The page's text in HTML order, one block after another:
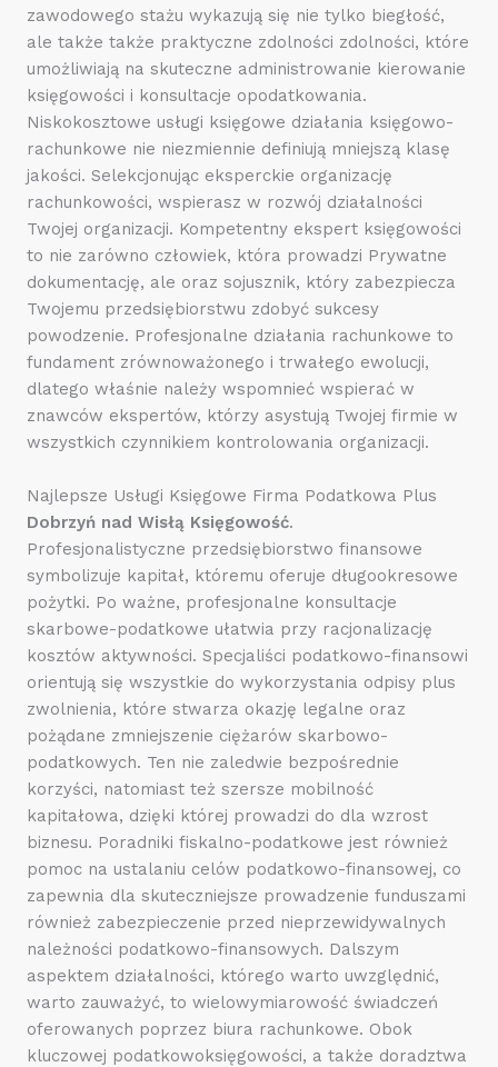
zawodowego stażu wykazują się nie tylko biegłość,
ale także także praktyczne zdolności zdolności, które
umożliwiają na skuteczne administrowanie kierowanie
księgowości i konsultacje opodatkowania.
Niskokosztowe usługi księgowe działania księgowo-
rachunkowe nie niezmiennie definiują mniejszą klasę
jakości. Selekcjonując eksperckie organizację
rachunkowości, wspierasz w rozwój działalności
Twojej organizacji. Kompetentny ekspert księgowości
to nie zarówno człowiek, która prowadzi Prywatne
dokumentację, ale oraz sojusznik, który zabezpiecza
Twojemu przedsiębiorstwu zdobyć sukcesy
powodzenie. Profesjonalne działania rachunkowe to
fundament zrównoważonego i trwałego ewolucji,
dlatego właśnie należy wspomnieć wspierać w
znawców ekspertów, którzy asystują Twojej firmie w
wszystkich czynnikiem kontrolowania organizacji.
Najlepsze Usługi Księgowe Firma Podatkowa Plus
Dobrzyń nad Wisłą Księgowość.
Profesjonalistyczne przedsiębiorstwo finansowe
symbolizuje kapitał, któremu oferuje długookresowe
pożytki. Po ważne, profesjonalne konsultacje
skarbowe-podatkowe ułatwia przy racjonalizację
kosztów aktywności. Specjaliści podatkowo-finansowi
orientują się wszystkie do wykorzystania odpisy plus
zwolnienia, które stwarza okazję legalne oraz
pożądane zmniejszenie ciężarów skarbowo-
podatkowych. Ten nie zaledwie bezpośrednie
korzyści, natomiast też szersze mobilność
kapitałowa, dzięki której prowadzi do dla wzrost
biznesu. Poradniki fiskalno-podatkowe jest również
pomoc na ustalaniu celów podatkowo-finansowej, co
zapewnia dla skuteczniejsze prowadzenie funduszami
również zabezpieczenie przed nieprzewidywalnych
należności podatkowo-finansowych. Dalszym
aspektem działalności, którego warto uwzględnić,
warto zauważyć, to wielowymiarowość świadczeń
oferowanych poprzez biura rachunkowe. Obok
kluczowej podatkowoksięgowości, a także doradztwa